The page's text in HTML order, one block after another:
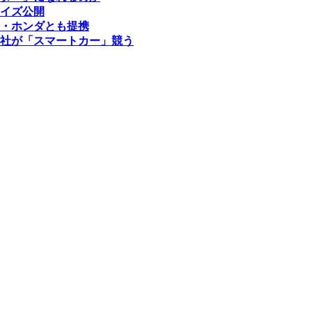
ズ公開
ホンダとも提携
が「スマートカー」競う